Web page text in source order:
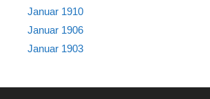
Januar 1910
Januar 1906
Januar 1903